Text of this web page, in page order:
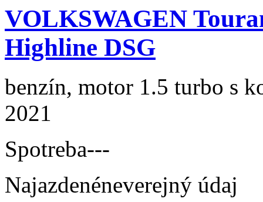
VOLKSWAGEN
Highline DSG
benzín, motor 1.5 turbo s
2021
Spotreba---
Najazdenéneverejný údaj